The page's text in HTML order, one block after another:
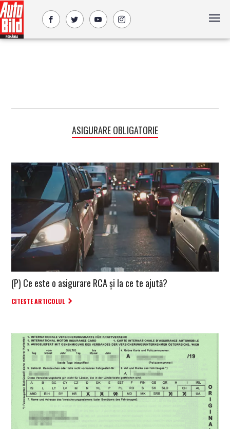
ASIGURARE OBLIGATORIE
(P) Ce este o asigurare RCA și la ce te ajută?
CITESTE ARTICOLUL